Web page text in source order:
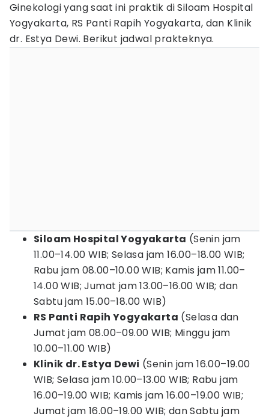
Ginekologi yang saat ini praktik di Siloam Hospital
Yogyakarta, RS Panti Rapih Yogyakarta, dan Klinik
dr. Estya Dewi. Berikut jadwal prakteknya.
Siloam Hospital Yogyakarta (Senin jam
11.00–14.00 WIB; Selasa jam 16.00–18.00 WIB;
Rabu jam 08.00–10.00 WIB; Kamis jam 11.00–
14.00 WIB; Jumat jam 13.00–16.00 WIB; dan
Sabtu jam 15.00–18.00 WIB)
RS Panti Rapih Yogyakarta (Selasa dan
Jumat jam 08.00–09.00 WIB; Minggu jam
10.00–11.00 WIB)
Klinik dr. Estya Dewi (Senin jam 16.00–19.00
WIB; Selasa jam 10.00–13.00 WIB; Rabu jam
16.00–19.00 WIB; Kamis jam 16.00–19.00 WIB;
Jumat jam 16.00–19.00 WIB; dan Sabtu jam